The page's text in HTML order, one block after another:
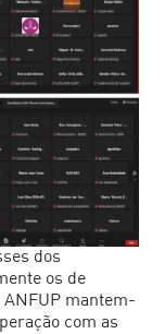
dos
os de
mantem-
com as